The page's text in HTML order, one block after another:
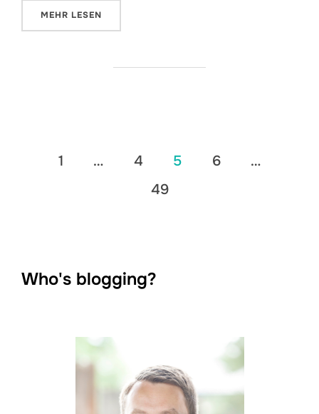
MEHR ÜBER „GASTARTIKEL: STELLAR CONVERTER FOR
LESEN
Seitennummerierung
1 … 4 5 6
…
49
Who's blogging?